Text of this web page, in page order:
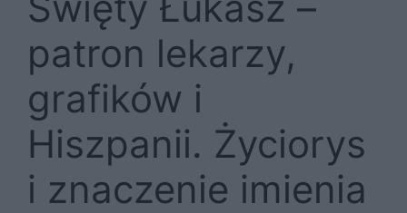
patron lekarzy,
grafików i
Hiszpanii. Życiorys
i znaczenie imienia